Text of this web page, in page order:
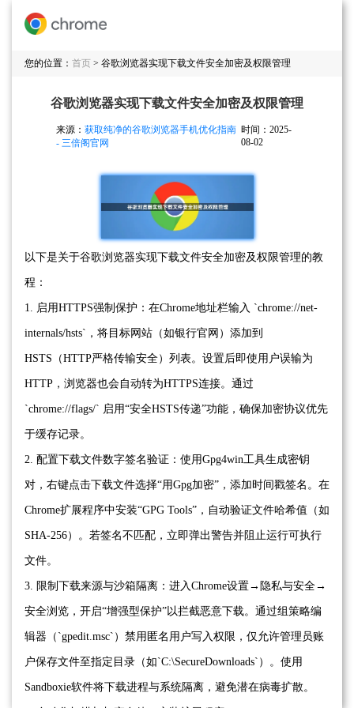
您的位置： 首页 > 谷歌浏览器实现下载文件安全加密及权限管理
谷歌浏览器实现下载文件安全加密及权限管理
来源： 获取纯净的谷歌浏览器手机优化指南
- 三倍阁官网
时间：2025-
08-02
以下是关于谷歌浏览器实现下载文件安全加密及权限管理的教
程：
1. 启用HTTPS强制保护：在Chrome地址栏输入 `chrome://net-
internals/hsts`，将目标网站（如银行官网）添加到
HSTS（HTTP严格传输安全）列表。设置后即使用户误输为
HTTP，浏览器也会自动转为HTTPS连接。通过
`chrome://flags/` 启用“安全HSTS传递”功能，确保加密协议优先
于缓存记录。
2. 配置下载文件数字签名验证：使用Gpg4win工具生成密钥
对，右键点击下载文件选择“用Gpg加密”，添加时间戳签名。在
Chrome扩展程序中安装“GPG Tools”，自动验证文件哈希值（如
SHA-256）。若签名不匹配，立即弹出警告并阻止运行可执行
文件。
3. 限制下载来源与沙箱隔离：进入Chrome设置→隐私与安全→
安全浏览，开启“增强型保护”以拦截恶意下载。通过组策略编
辑器（`gpedit.msc`）禁用匿名用户写入权限，仅允许管理员账
户保存文件至指定目录（如`C:\SecureDownloads`）。使用
Sandboxie软件将下载进程与系统隔离，避免潜在病毒扩散。